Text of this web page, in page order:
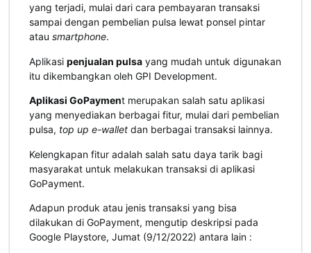
yang terjadi, mulai dari cara pembayaran transaksi
sampai dengan pembelian pulsa lewat ponsel pintar
atau smartphone.
Aplikasi penjualan pulsa yang mudah untuk digunakan
itu dikembangkan oleh GPI Development.
Aplikasi GoPayment merupakan salah satu aplikasi
yang menyediakan berbagai fitur, mulai dari pembelian
pulsa, top up e-wallet dan berbagai transaksi lainnya.
Kelengkapan fitur adalah salah satu daya tarik bagi
masyarakat untuk melakukan transaksi di aplikasi
GoPayment.
Adapun produk atau jenis transaksi yang bisa
dilakukan di GoPayment, mengutip deskripsi pada
Google Playstore, Jumat (9/12/2022) antara lain :